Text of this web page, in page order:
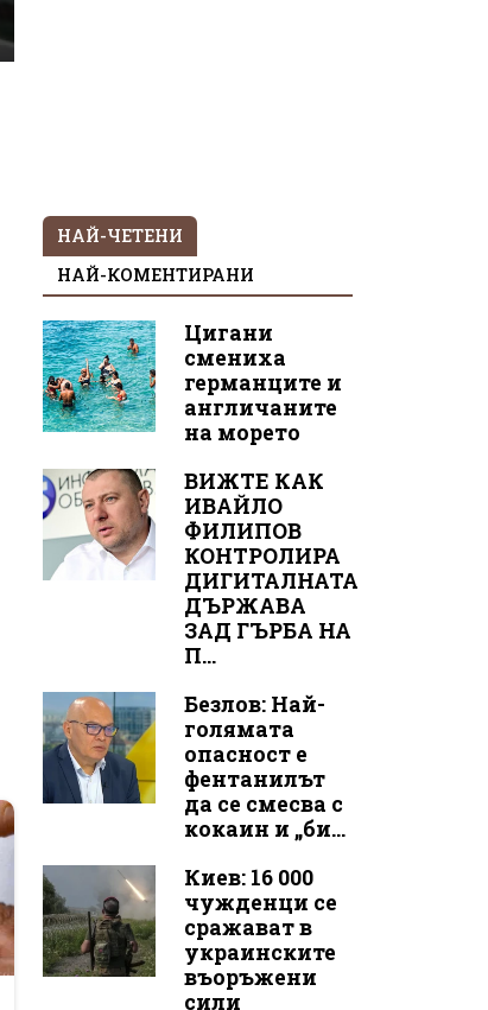
НАЙ-ЧЕТЕНИ
НАЙ-КОМЕНТИРАНИ
Цигани
смениха
германците и
англичаните
на морето
ВИЖТЕ КАК
ИВАЙЛО
ФИЛИПОВ
КОНТРОЛИРА
ДИГИТАЛНАТА
ДЪРЖАВА
ЗАД ГЪРБА НА
П...
Безлов: Най-
голямата
опасност е
фентанилът
да се смесва с
кокаин и „би...
Киев: 16 000
чужденци се
сражават в
украинските
въоръжени
сили